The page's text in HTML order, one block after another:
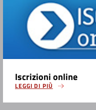
Iscrizioni online
LEGGI DI PIÙ